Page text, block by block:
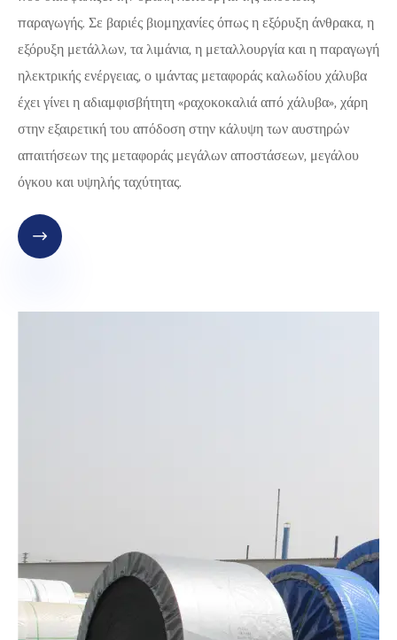
παραγωγής. Σε βαριές βιομηχανίες όπως η εξόρυξη άνθρακα, η
εξόρυξη μετάλλων, τα λιμάνια, η μεταλλουργία και η παραγωγή
ηλεκτρικής ενέργειας, ο ιμάντας μεταφοράς καλωδίου χάλυβα
έχει γίνει η αδιαμφισβήτητη «ραχοκοκαλιά από χάλυβα», χάρη
στην εξαιρετική του απόδοση στην κάλυψη των αυστηρών
απαιτήσεων της μεταφοράς μεγάλων αποστάσεων, μεγάλου
όγκου και υψηλής ταχύτητας.
